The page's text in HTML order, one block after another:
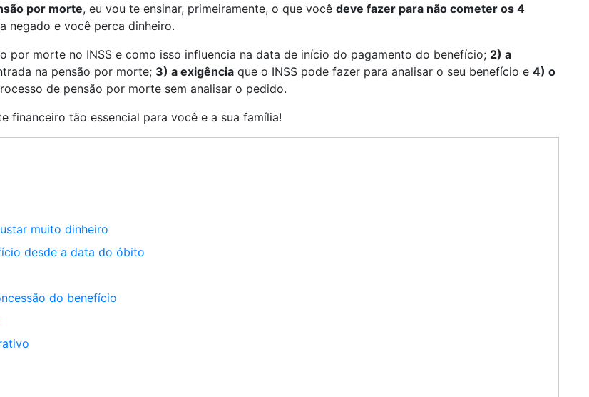
por morte, eu vou te ensinar, primeiramente, o que você deve fazer para não cometer os 4
negado e você perca dinheiro.
por morte no INSS e como isso influencia na data de início do pagamento do benefício; 2) a
na pensão por morte; 3) a exigência que o INSS pode fazer para analisar o seu benefício e 4) o
de pensão por morte sem analisar o pedido.
financeiro tão essencial para você e a sua família!
muito dinheiro
desde a data do óbito
do benefício